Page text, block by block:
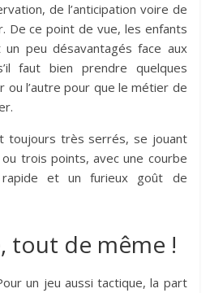
de l’anticipation voire de
De ce point de vue, les enfants
peu désavantagés face aux
faut bien prendre quelques
ou l’autre pour que le métier de
toujours très serrés, se jouant
trois points, avec une courbe
rapide et un furieux goût de
tout de même !
un jeu aussi tactique, la part